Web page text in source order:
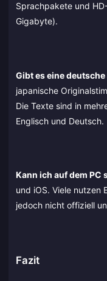
Sprachpakete und
Gigabyte).
Gibt es eine
japanische
Die Texte sind in
Englisch und Deutsch.
Kann ich auf dem PC
und iOS. Viele nutzen
jedoch nicht offiziell
Fazit